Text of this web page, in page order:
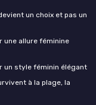
un choix et pas un
une allure féminine
un style féminin élégant
à la plage, la